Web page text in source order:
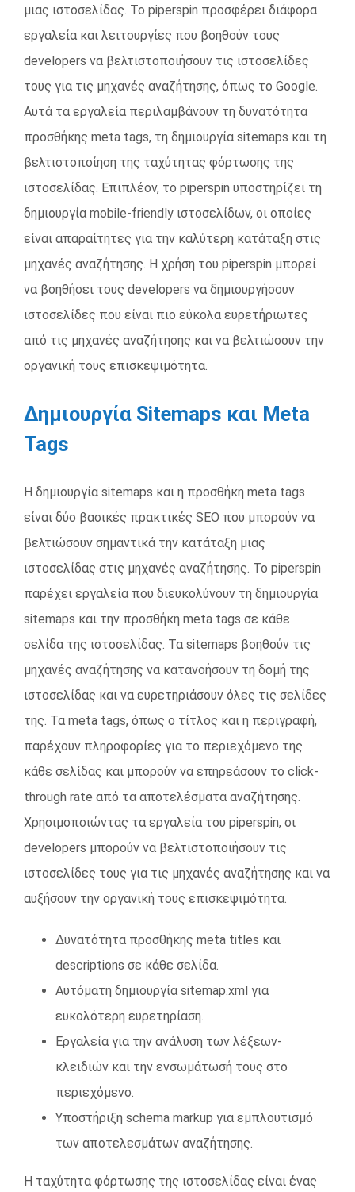
μιας ιστοσελίδας. Το piperspin προσφέρει διάφορα
εργαλεία και λειτουργίες που βοηθούν τους
developers να βελτιστοποιήσουν τις ιστοσελίδες
τους για τις μηχανές αναζήτησης, όπως το Google.
Αυτά τα εργαλεία περιλαμβάνουν τη δυνατότητα
προσθήκης meta tags, τη δημιουργία sitemaps και τη
βελτιστοποίηση της ταχύτητας φόρτωσης της
ιστοσελίδας. Επιπλέον, το piperspin υποστηρίζει τη
δημιουργία mobile-friendly ιστοσελίδων, οι οποίες
είναι απαραίτητες για την καλύτερη κατάταξη στις
μηχανές αναζήτησης. Η χρήση του piperspin μπορεί
να βοηθήσει τους developers να δημιουργήσουν
ιστοσελίδες που είναι πιο εύκολα ευρετήριωτες
από τις μηχανές αναζήτησης και να βελτιώσουν την
οργανική τους επισκεψιμότητα.
Δημιουργία Sitemaps και Meta
Tags
Η δημιουργία sitemaps και η προσθήκη meta tags
είναι δύο βασικές πρακτικές SEO που μπορούν να
βελτιώσουν σημαντικά την κατάταξη μιας
ιστοσελίδας στις μηχανές αναζήτησης. Το piperspin
παρέχει εργαλεία που διευκολύνουν τη δημιουργία
sitemaps και την προσθήκη meta tags σε κάθε
σελίδα της ιστοσελίδας. Τα sitemaps βοηθούν τις
μηχανές αναζήτησης να κατανοήσουν τη δομή της
ιστοσελίδας και να ευρετηριάσουν όλες τις σελίδες
της. Τα meta tags, όπως ο τίτλος και η περιγραφή,
παρέχουν πληροφορίες για το περιεχόμενο της
κάθε σελίδας και μπορούν να επηρεάσουν το click-
through rate από τα αποτελέσματα αναζήτησης.
Χρησιμοποιώντας τα εργαλεία του piperspin, οι
developers μπορούν να βελτιστοποιήσουν τις
ιστοσελίδες τους για τις μηχανές αναζήτησης και να
αυξήσουν την οργανική τους επισκεψιμότητα.
Δυνατότητα προσθήκης meta titles και
descriptions σε κάθε σελίδα.
Αυτόματη δημιουργία sitemap.xml για
ευκολότερη ευρετηρίαση.
Εργαλεία για την ανάλυση των λέξεων-
κλειδιών και την ενσωμάτωσή τους στο
περιεχόμενο.
Υποστήριξη schema markup για εμπλουτισμό
των αποτελεσμάτων αναζήτησης.
Η ταχύτητα φόρτωσης της ιστοσελίδας είναι ένας